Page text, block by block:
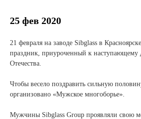
Продажа недвижимости
Продукция
Листовое стекло
25 фев 2020
21 февраля на заводе Sibglass в
праздник, приуроченный к
Отечества.
Чтобы весело поздравить сильную
организовано «Мужское многоборье».
Мужчины Sibglass Group проявляли свою